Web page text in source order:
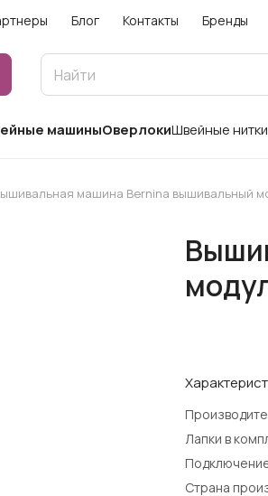
Блог Контакты Бренды
машиныОверлокиШвейные нитки
машина Bernina вышивальный
Лапки в
Страна